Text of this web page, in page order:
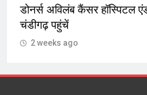
डोनर्स अविलंब कैंसर हॉस्पिटल
चंडीगढ़ पहुंचें
2 weeks ago